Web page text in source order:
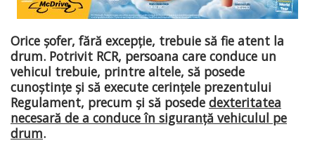
Orice șofer, fără excepție, trebuie să fie atent la
drum. Potrivit RCR, persoana care conduce un
vehicul trebuie, printre altele, să posede
cunoştinţe şi să execute cerinţele prezentului
Regulament, precum şi să posede dexteritatea
necesară de a conduce în siguranţă vehiculul pe
drum.